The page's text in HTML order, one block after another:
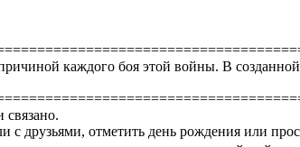
каждого боя этой войны. В
связано.
друзьями, отметить день рождения или